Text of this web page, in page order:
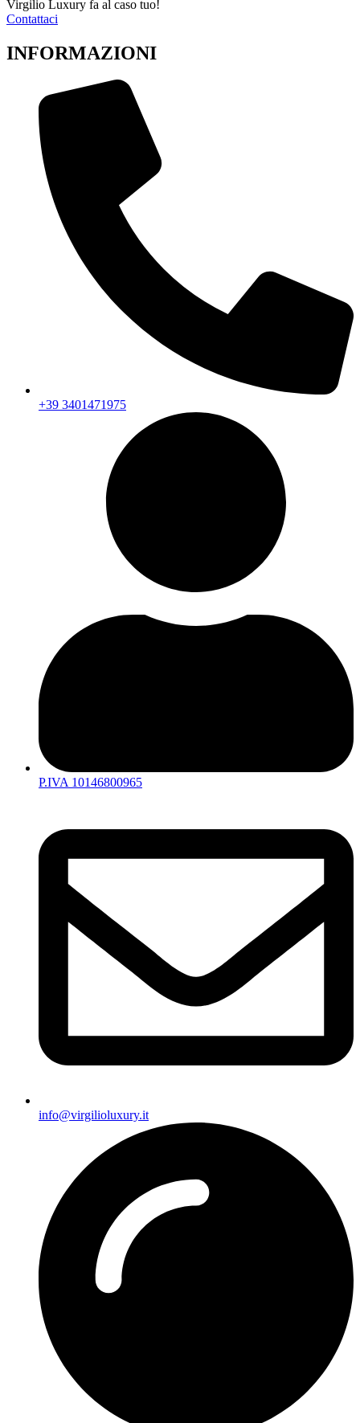
Virgilio Luxury fa al caso tuo!
Contattaci
INFORMAZIONI
+39 3401471975
P.IVA 10146800965
info@virgilioluxury.it